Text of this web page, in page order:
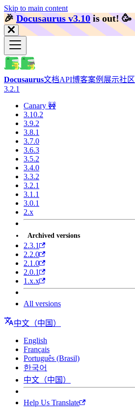
Skip to main content
🎉️Docusaurus v3.10 is out! 🥳️
Docusaurus文档API博客案例展示社区
3.2.1
Canary 🚧
3.10.2
3.9.2
3.8.1
3.7.0
3.6.3
3.5.2
3.4.0
3.3.2
3.2.1
3.1.1
3.0.1
2.x
Archived versions
2.3.1
2.2.0
2.1.0
2.0.1
1.x.x
All versions
中文（中国）
English
Français
Português (Brasil)
한국어
中文（中国）
Help Us Translate